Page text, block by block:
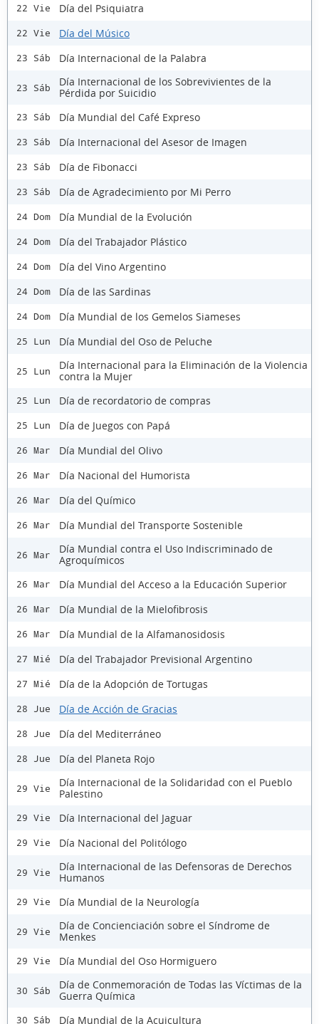
22 Vie Día del Psiquiatra
22 Vie Día del Músico
23 Sáb Día Internacional de la Palabra
23 Sáb
Día Internacional de los Sobrevivientes de la
Pérdida por Suicidio
23 Sáb Día Mundial del Café Expreso
23 Sáb Día Internacional del Asesor de Imagen
23 Sáb Día de Fibonacci
23 Sáb Día de Agradecimiento por Mi Perro
24 Dom Día Mundial de la Evolución
24 Dom Día del Trabajador Plástico
24 Dom Día del Vino Argentino
24 Dom Día de las Sardinas
24 Dom Día Mundial de los Gemelos Siameses
25 Lun Día Mundial del Oso de Peluche
25 Lun
Día Internacional para la Eliminación de la Violencia
contra la Mujer
25 Lun Día de recordatorio de compras
25 Lun Día de Juegos con Papá
26 Mar Día Mundial del Olivo
26 Mar Día Nacional del Humorista
26 Mar Día del Químico
26 Mar Día Mundial del Transporte Sostenible
26 Mar
Día Mundial contra el Uso Indiscriminado de
Agroquímicos
26 Mar Día Mundial del Acceso a la Educación Superior
26 Mar Día Mundial de la Mielofibrosis
26 Mar Día Mundial de la Alfamanosidosis
27 Mié Día del Trabajador Previsional Argentino
27 Mié Día de la Adopción de Tortugas
28 Jue Día de Acción de Gracias
28 Jue Día del Mediterráneo
28 Jue Día del Planeta Rojo
29 Vie
Día Internacional de la Solidaridad con el Pueblo
Palestino
29 Vie Día Internacional del Jaguar
29 Vie Día Nacional del Politólogo
29 Vie
Día Internacional de las Defensoras de Derechos
Humanos
29 Vie Día Mundial de la Neurología
29 Vie
Día de Concienciación sobre el Síndrome de
Menkes
29 Vie Día Mundial del Oso Hormiguero
30 Sáb
Día de Conmemoración de Todas las Víctimas de la
Guerra Química
30 Sáb Día Mundial de la Acuicultura